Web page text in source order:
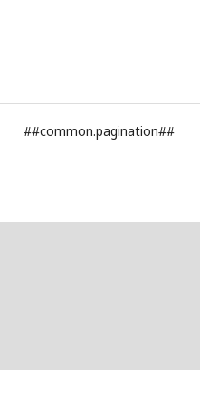
##common.pagination##